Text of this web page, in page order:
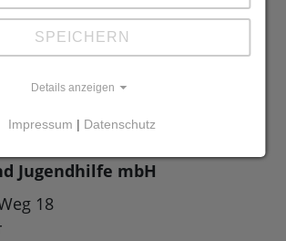
Gesellschaft
Jugendhilfe mbH
18
SPEICHERN
Details anzeigen
Impressum | Datenschutz